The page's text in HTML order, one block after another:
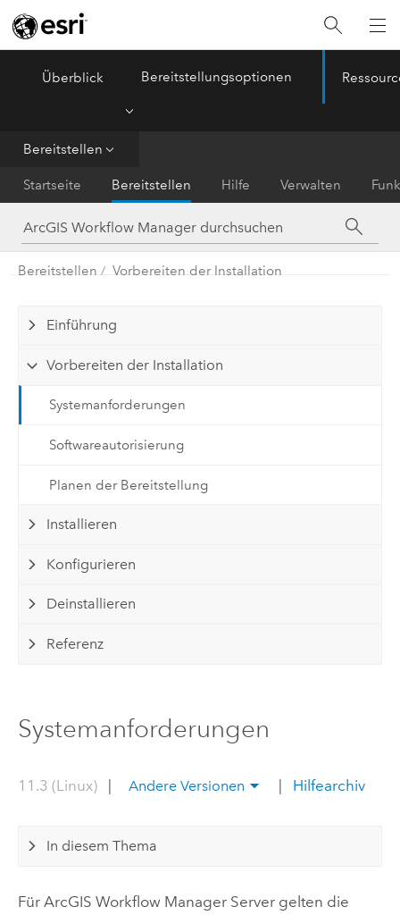
ArcGIS Workflow Manager
Überblick Bereitstellungsoptionen
Bereitstellen
Startseite Bereitstellen Hilfe Verwalten
Bereitstellen Vorbereiten der Installation
Einführung
Vorbereiten der Installation
Systemanforderungen
Softwareautorisierung
Planen der Bereitstellung
Installieren
Konfigurieren
Deinstallieren
Referenz
Systemanforderungen
11.3 (Linux)| Andere Versionen | Hilfearchiv
In diesem Thema
Für ArcGIS Workflow Manager Servergelten die